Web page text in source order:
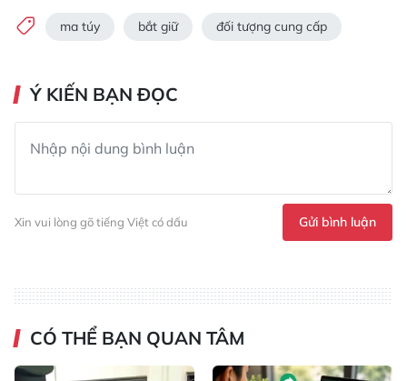
ma túy bắt giữ đối tượng cung cấp
Ý KIẾN BẠN ĐỌC
Xin vui lòng gõ tiếng Việt có dấu Gửi bình luận
CÓ THỂ BẠN QUAN TÂM